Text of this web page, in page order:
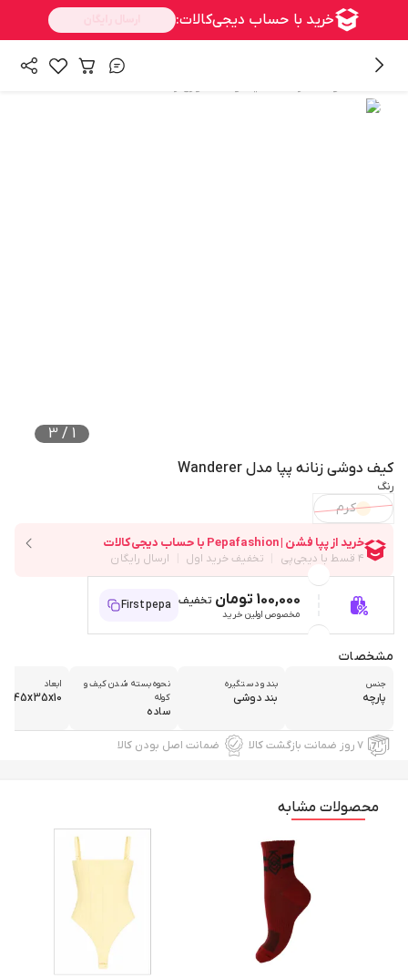
1
/
3
کیف دوشی زنانه پپا مدل Wanderer
رنگ
کرم
100,000 تومان تخفیف
مخصوص اولین خرید
Firstpepa
مشخصات
جنس
پارچه
بند و دستگیره
بند دوشی
نحوه بسته شدن کیف و
کوله
ساده
ابعاد
45x35x10
۷ روز ضمانت بازگشت کالا ضمانت اصل بودن کالا
محصولات مشابه